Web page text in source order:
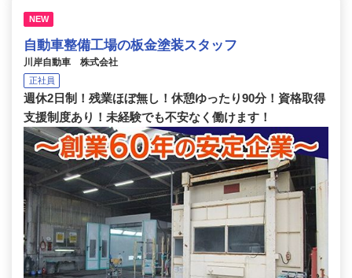
NEW
自動車整備工場の板金塗装スタッフ
川岸自動車 株式会社
正社員
週休2日制！残業ほぼ無し！休憩ゆったり90分！資格取得
支援制度あり！未経験でも不安なく働けます！